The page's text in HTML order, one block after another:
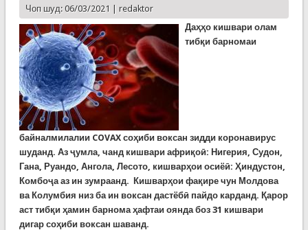
Чоп шуд: 06/03/2021 | redaktor
Даҳҳо кишвари олам
тибқи барномаи
байналмилалии COVAXсоҳиби воксан зидди коронавирус
шуданд. Аз ҷумла, чанд кишвари африқоӣ: Нигерия, Судон,
Гана, Руандо, Ангола, Лесото, кишварҳои осиёӣ: Ҳиндустон,
Комбоҷа аз ин зумраанд. Кишварҳои фақире чун Молдова
ва Колумбия низ ба ин воксан дастёбӣ пайдо карданд. Қарор
аст тибқи ҳамин барнома ҳафтаи оянда боз 31 кишвари
дигар соҳиби воксан шаванд.